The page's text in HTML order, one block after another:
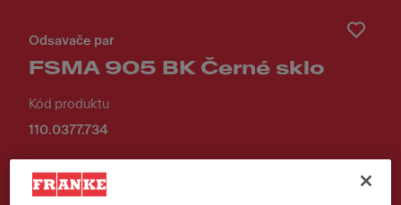
Odsavače par
FSMA 905 BK Černé sklo
Kód produktu
110.0377.734
18 392,00 Kč
Cena vč. DPH